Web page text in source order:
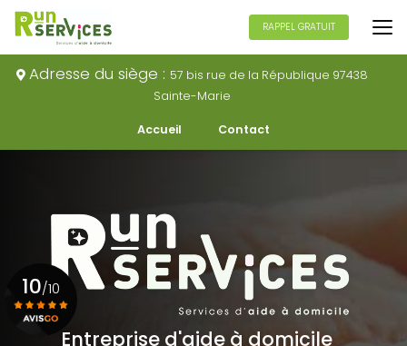
Aller
au
principal
Adresse du siège : 57 bis rue de la République 97438
Sainte-Marie
Accueil Contact
RAPPEL GRATUIT
Entreprise d'aide à domicile
10/10